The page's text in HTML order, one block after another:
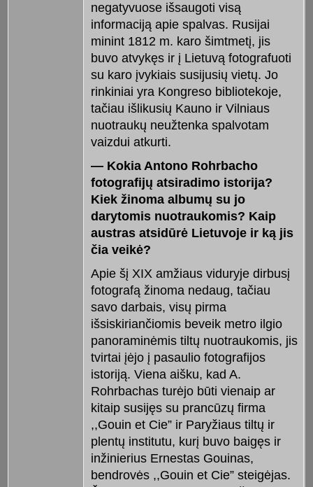
negatyvuose išsaugoti visą
informaciją apie spalvas. Rusijai
minint 1812 m. karo šimtmetį, jis
buvo atvykęs ir į Lietuvą fotografuoti
su karo įvykiais susijusių vietų. Jo
rinkiniai yra Kongreso bibliotekoje,
tačiau išlikusių Kauno ir Vilniaus
nuotraukų neužtenka spalvotam
vaizdui atkurti.
— Kokia Antono Rohrbacho
fotografijų atsiradimo istorija?
Kiek žinoma albumų su jo
darytomis nuotraukomis? Kaip
austras atsidūrė Lietuvoje ir ką jis
čia veikė?
Apie šį XIX amžiaus viduryje dirbusį
fotografą žinoma nedaug, tačiau
savo darbais, visų pirma
išsiskiriančiomis beveik metro ilgio
panoraminėmis tiltų nuotraukomis, jis
tvirtai įėjo į pasaulio fotografijos
istoriją. Viena aišku, kad A.
Rohrbachas turėjo būti vienaip ar
kitaip susijęs su prancūzų firma
,,Gouin et Cie” ir Paryžiaus tiltų ir
plentų institutu, kurį buvo baigęs ir
inžinierius Ernestas Gouinas,
bendrovės ,,Gouin et Cie” steigėjas.